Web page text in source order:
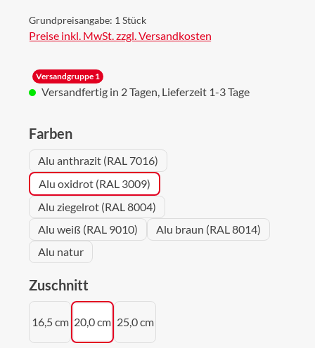
Grundpreisangabe: 1 Stück
Preise inkl. MwSt. zzgl. Versandkosten
Versandgruppe 1
Versandfertig in 2 Tagen, Lieferzeit 1-3 Tage
Farbenauswählen
Alu anthrazit (RAL 7016)
Alu oxidrot (RAL 3009)
Alu ziegelrot (RAL 8004)
Alu weiß (RAL 9010)
Alu braun (RAL 8014)
Alu natur
Zuschnitt
16,5 cm 20,0 cm 25,0 cm